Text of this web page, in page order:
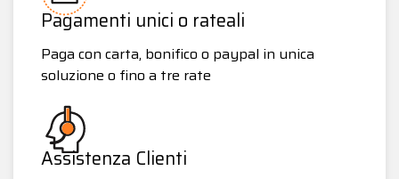
Pagamenti unici o rateali
Paga con carta, bonifico o paypal in unica
soluzione o fino a tre rate
Assistenza Clienti